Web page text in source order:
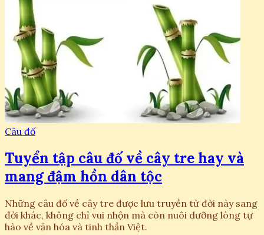
Câu đố
Tuyển tập câu đố về cây tre hay và
mang đậm hồn dân tộc
Những câu đố về cây tre được lưu truyền từ đời này sang
đời khác, không chỉ vui nhộn mà còn nuôi dưỡng lòng tự
hào về văn hóa và tinh thần Việt.